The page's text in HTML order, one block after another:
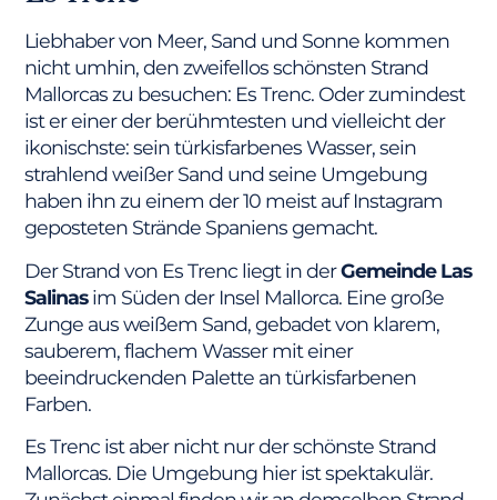
Liebhaber von Meer, Sand und Sonne kommen
nicht umhin, den zweifellos schönsten Strand
Mallorcas zu besuchen: Es Trenc. Oder zumindest
ist er einer der berühmtesten und vielleicht der
ikonischste: sein türkisfarbenes Wasser, sein
strahlend weißer Sand und seine Umgebung
haben ihn zu einem der 10 meist auf Instagram
geposteten Strände Spaniens gemacht.
Der Strand von Es Trenc liegt in derGemeinde Las
Salinasim Süden der Insel Mallorca. Eine große
Zunge aus weißem Sand, gebadet von klarem,
sauberem, flachem Wasser mit einer
beeindruckenden Palette an türkisfarbenen
Farben.
Es Trenc ist aber nicht nur der schönste Strand
Mallorcas. Die Umgebung hier ist spektakulär.